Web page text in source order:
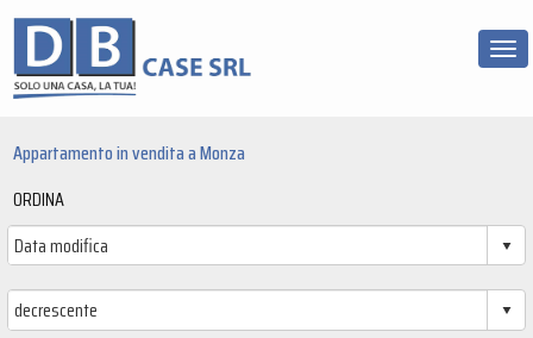
Appartamento in vendita a Monza
ORDINA